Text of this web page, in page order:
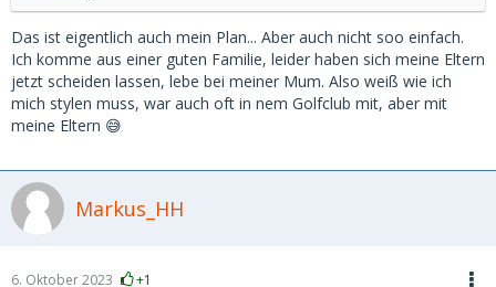
Das ist eigentlich auch mein Plan... Aber auch nicht soo einfach.
Ich komme aus einer guten Familie, leider haben sich meine Eltern
jetzt scheiden lassen, lebe bei meiner Mum. Also weiß wie ich
mich stylen muss, war auch oft in nem Golfclub mit, aber mit
meine Eltern 😅
Markus_HH
6. Oktober 2023 +1